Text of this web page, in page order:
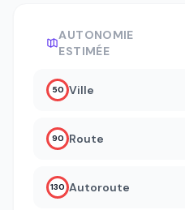
AUTONOMIE
ESTIMÉE
50 Ville
90 Route
130 Autoroute